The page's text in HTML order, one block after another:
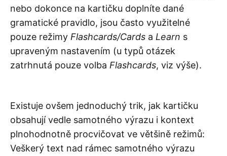
nebo dokonce na kartičku doplníte dané
gramatické pravidlo, jsou často využitelné
pouze režimy Flashcards/Cards a Learn s
upraveným nastavením (u typů otázek
zatrhnutá pouze volba Flashcards, viz výše).
Existuje ovšem jednoduchý trik, jak kartičku
obsahují vedle samotného výrazu i kontext
plnohodnotně procvičovat ve většině režimů:
Veškerý text nad rámec samotného výrazu